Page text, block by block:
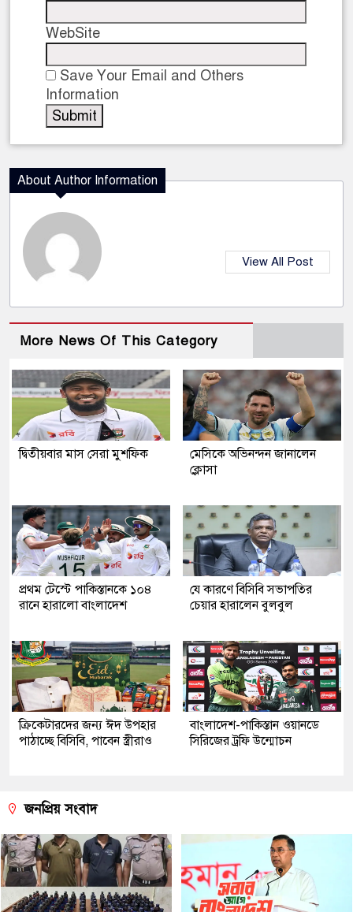
WebSite
Save Your Email and Others
Information
About Author Information
View All Post
More News Of This Category
দ্বিতীয়বার মাস সেরা মুশফিক
মেসিকে অভিনন্দন জানালেন
ক্লোসা
প্রথম টেস্টে পাকিস্তানকে ১০৪
রানে হারালো বাংলাদেশ
যে কারণে বিসিবি সভাপতির
চেয়ার হারালেন বুলবুল
ক্রিকেটারদের জন্য ঈদ উপহার
পাঠাচ্ছে বিসিবি, পাবেন স্ত্রীরাও
বাংলাদেশ-পাকিস্তান ওয়ানডে
সিরিজের ট্রফি উন্মোচন
জনপ্রিয় সংবাদ